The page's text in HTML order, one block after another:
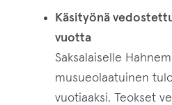
Käsityönä
vuotta
Saksalaiselle
musueolaatuinen
vuotiaaksi. Teokset